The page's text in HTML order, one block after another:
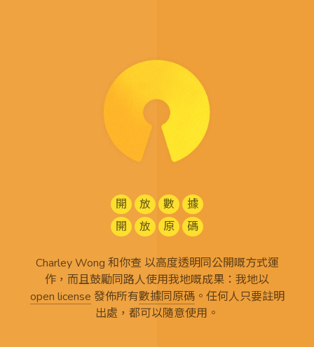
開 放 數
據
開
放 原 碼
Charley Wong 和你查 以高度透明同公開嘅方式運
作，而且鼓勵同路人使用我地嘅成果：我地以
open license 發佈所有數據同原碼。任何人只要註明
出處，都可以隨意使用。